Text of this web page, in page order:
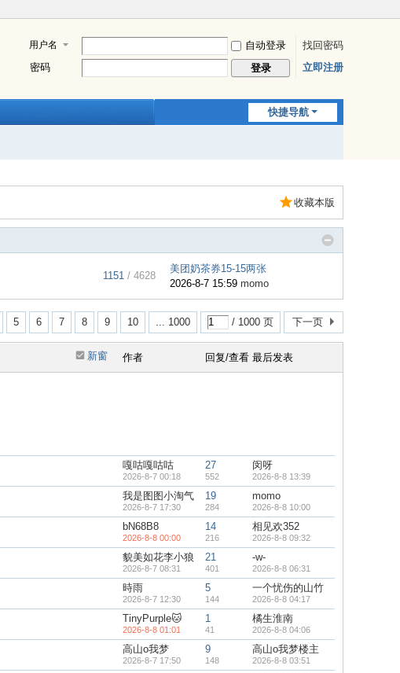
用户名 自动登录
找回密码
密码
登录 立即注册
快捷导航
收藏本版
1151 / 4628
美团奶茶券15-15两张
2026-8-7 15:59 momo
5 6 7 8 9 10 ... 1000 / 1000 页 下一页
新窗 作者 回复/查看 最后发表
嘎咕嘎咕咕
2026-8-7 00:18
27
552
闵呀
2026-8-8 13:39
我是图图小淘气
2026-8-7 17:30
19
284
momo
2026-8-8 10:00
bN68B8
2026-8-8 00:00
14
216
相见欢352
2026-8-8 09:32
貌美如花李小狼
2026-8-7 08:31
21
401
-w-
2026-8-8 06:31
時雨
2026-8-7 12:30
5
144
一个忧伤的山竹
2026-8-8 04:17
TinyPurple🐱
2026-8-8 01:01
1
41
橘生淮南
2026-8-8 04:06
高山o我梦
2026-8-7 17:50
9
148
高山o我梦楼主
2026-8-8 03:51